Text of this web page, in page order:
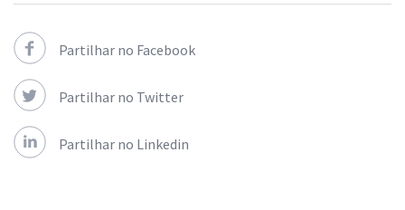
Partilhar no Facebook
Partilhar no Twitter
Partilhar no Linkedin